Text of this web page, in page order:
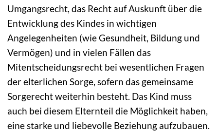
Umgangsrecht, das Recht auf Auskunft über die
Entwicklung des Kindes in wichtigen
Angelegenheiten (wie Gesundheit, Bildung und
Vermögen) und in vielen Fällen das
Mitentscheidungsrecht bei wesentlichen Fragen
der elterlichen Sorge, sofern das gemeinsame
Sorgerecht weiterhin besteht. Das Kind muss
auch bei diesem Elternteil die Möglichkeit haben,
eine starke und liebevolle Beziehung aufzubauen.